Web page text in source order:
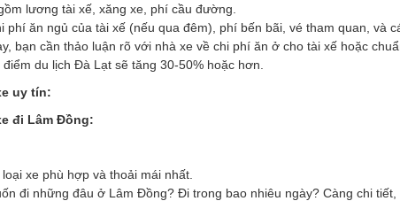
lương tài xế, xăng xe, phí cầu đường.
phí ăn ngủ của tài xế (nếu qua đêm), phí bến bãi, vé tham quan, và
bạn cần thảo luận rõ với nhà xe về chi phí ăn ở cho tài xế hoặc
du lịch Đà Lạt sẽ tăng 30-50% hoặc hơn.
uy tín:
đi Lâm Đồng:
xe phù hợp và thoải mái nhất.
đi những đâu ở Lâm Đồng? Đi trong bao nhiêu ngày? Càng chi tiết,